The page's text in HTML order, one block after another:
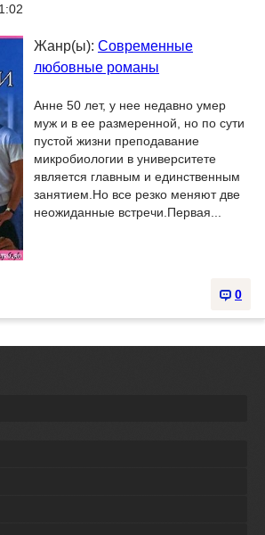
Жанр(ы): Современные
любовные романы
Анне 50 лет, у нее недавно умер
муж и в ее размеренной, но по сути
пустой жизни преподавание
микробиологии в университете
является главным и единственным
занятием.Но все резко меняют две
неожиданные встречи.Первая...
0